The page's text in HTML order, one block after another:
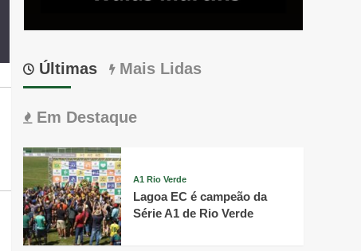
Últimas Mais Lidas
Em Destaque
A1 Rio Verde
Lagoa EC é campeão da
Série A1 de Rio Verde